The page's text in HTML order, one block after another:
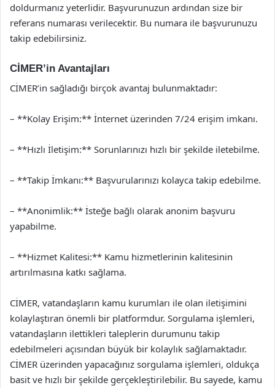
doldurmanız yeterlidir. Başvurunuzun ardından size bir
referans numarası verilecektir. Bu numara ile başvurunuzu
takip edebilirsiniz.
CİMER’in Avantajları
CİMER’in sağladığı birçok avantaj bulunmaktadır:
– **Kolay Erişim:** İnternet üzerinden 7/24 erişim imkanı.
– **Hızlı İletişim:** Sorunlarınızı hızlı bir şekilde iletebilme.
– **Takip İmkanı:** Başvurularınızı kolayca takip edebilme.
– **Anonimlik:** İsteğe bağlı olarak anonim başvuru
yapabilme.
– **Hizmet Kalitesi:** Kamu hizmetlerinin kalitesinin
artırılmasına katkı sağlama.
CİMER, vatandaşların kamu kurumları ile olan iletişimini
kolaylaştıran önemli bir platformdur. Sorgulama işlemleri,
vatandaşların ilettikleri taleplerin durumunu takip
edebilmeleri açısından büyük bir kolaylık sağlamaktadır.
CİMER üzerinden yapacağınız sorgulama işlemleri, oldukça
basit ve hızlı bir şekilde gerçekleştirilebilir. Bu sayede, kamu